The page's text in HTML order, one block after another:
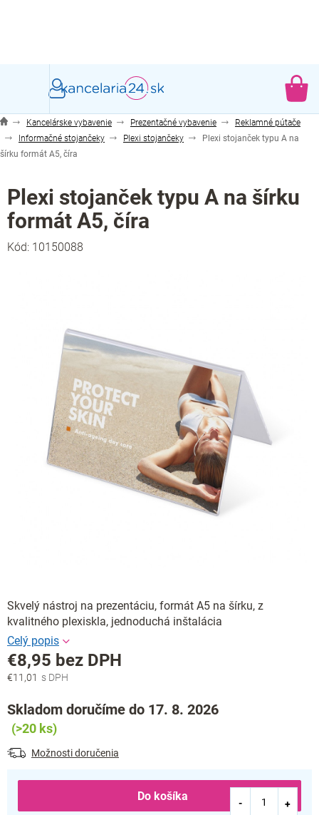
Kancelárske vybavenie Prezentačné vybavenie
Reklamné pútače
Informačné stojančeky
Plexi stojančeky
Plexi stojanček typu A na
šírku formát A5, číra
Plexi stojanček typu A na šírku
formát A5, číra
Kód: 10150088
Skvelý nástroj na prezentáciu, formát A5 na šírku, z
kvalitného plexiskla, jednoduchá inštalácia
€11,01
€8,95 bez DPH
Jednotková
Skladom doručíme do 17. 8. 2026
(>20 ks)
Možnosti doručenia
Do košíka